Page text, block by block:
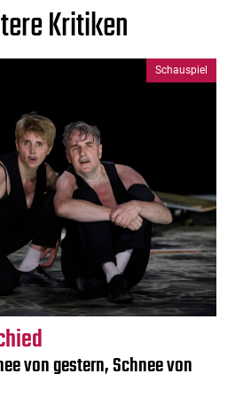
Kritiken
Schauspiel
von gestern, Schnee von